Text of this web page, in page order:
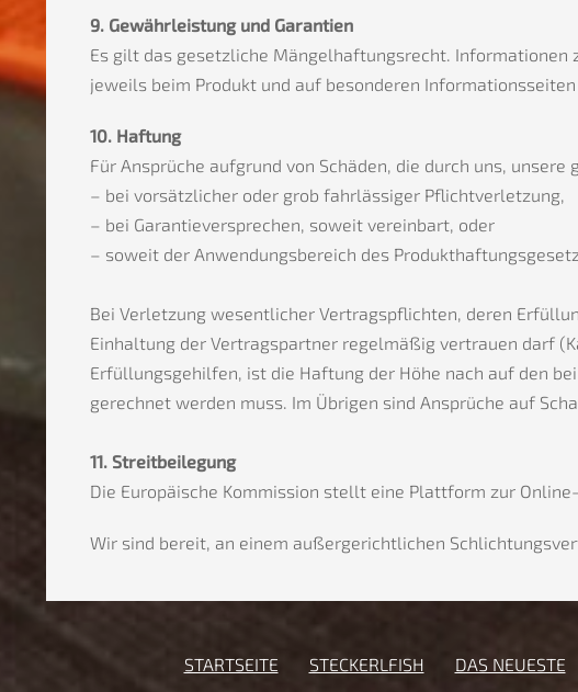
9. Gewährleistung und Garantien
Es gilt das gesetzliche Mängelhaftungsrecht. Informationen
jeweils beim Produkt und auf besonderen
10. Haftung
Für Ansprüche aufgrund von Schäden, die durch uns,
– bei vorsätzlicher oder grob fahrlässiger Pflichtverletzung,
– bei Garantieversprechen, soweit vereinbart, oder
– soweit der Anwendungsbereich des
Bei Verletzung wesentlicher Vertragspflichten, deren
Einhaltung der Vertragspartner regelmäßig vertrauen darf
Erfüllungsgehilfen, ist die Haftung der Höhe nach auf den
gerechnet werden muss. Im Übrigen sind Ansprüche auf
11. Streitbeilegung
Die Europäische Kommission stellt eine Plattform zur
Wir sind bereit, an einem außergerichtlichen
STARTSEITE STECKERLFISH DAS NEUESTE